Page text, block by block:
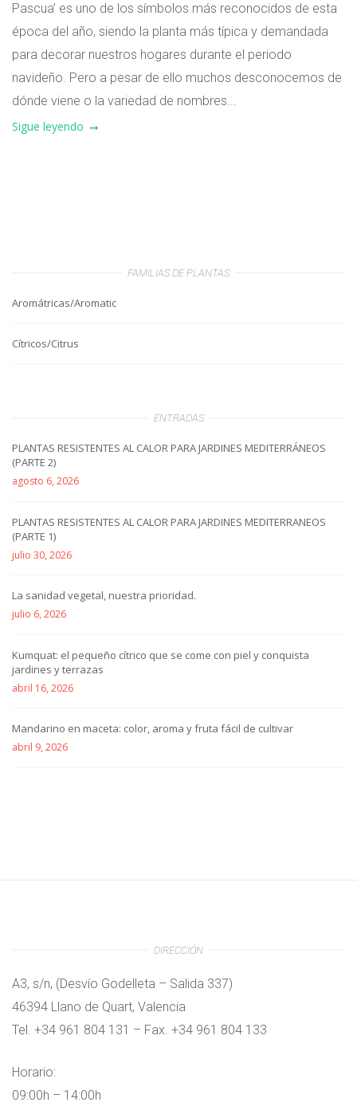
Pascua’ es uno de los símbolos más reconocidos de esta
época del año, siendo la planta más típica y demandada
para decorar nuestros hogares durante el periodo
navideño. Pero a pesar de ello muchos desconocemos de
dónde viene o la variedad de nombres...
Sigue leyendo
FAMILIAS DE PLANTAS
Aromátricas/Aromatic
Cítricos/Citrus
ENTRADAS
PLANTAS RESISTENTES AL CALOR PARA JARDINES MEDITERRÁNEOS
(PARTE 2)
agosto 6, 2026
PLANTAS RESISTENTES AL CALOR PARA JARDINES MEDITERRANEOS
(PARTE 1)
julio 30, 2026
La sanidad vegetal, nuestra prioridad.
julio 6, 2026
Kumquat: el pequeño cítrico que se come con piel y conquista
jardines y terrazas
abril 16, 2026
Mandarino en maceta: color, aroma y fruta fácil de cultivar
abril 9, 2026
DIRECCIÓN
A3, s/n, (Desvío Godelleta – Salida 337)
46394 Llano de Quart, Valencia
Tel. +34 961 804 131 – Fax. +34 961 804 133
Horario:
09:00h – 14:00h